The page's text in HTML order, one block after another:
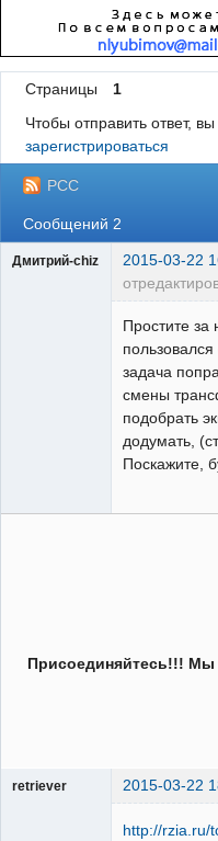
Страницы
1
Чтобы отправить ответ,
зарегистрироваться
РСС
Сообщений 2
Дмитрий-chiz 2015-03-22
Простите за
задача
смены
подобрать
додумать,
Поскажите,
Присоединяйтесь!!! Мы
retriever 2015-03-22
http://rzia.ru/